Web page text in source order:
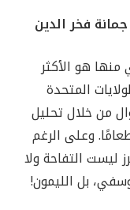
فخر الدين
منها هو الأكثر
المتحدة
السؤال من خلال تحليل
17 عنصرًا غذائيًا أساسيًا في 41 طعامًا. وعلى الرغم
ليست التفاحة ولا
بل الليمون!